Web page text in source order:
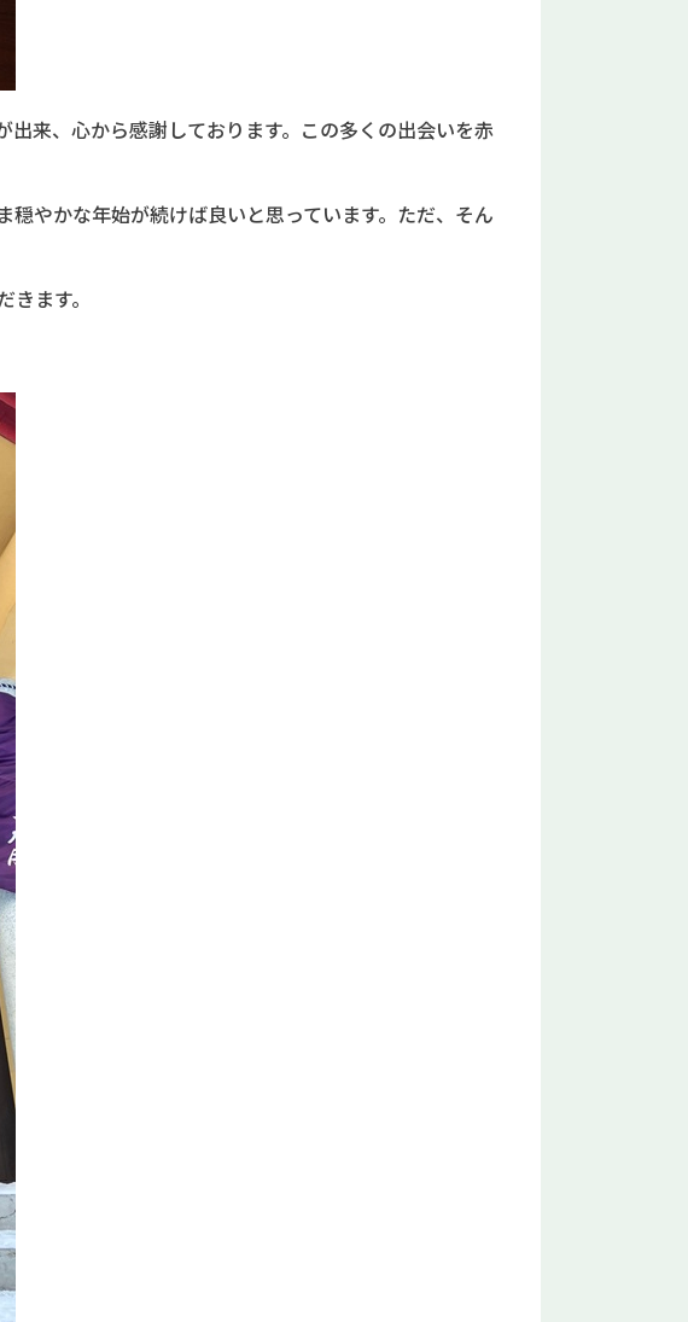
来、心から感謝しております。この多くの出会いを赤
やかな年始が続けば良いと思っています。ただ、そん
ます。